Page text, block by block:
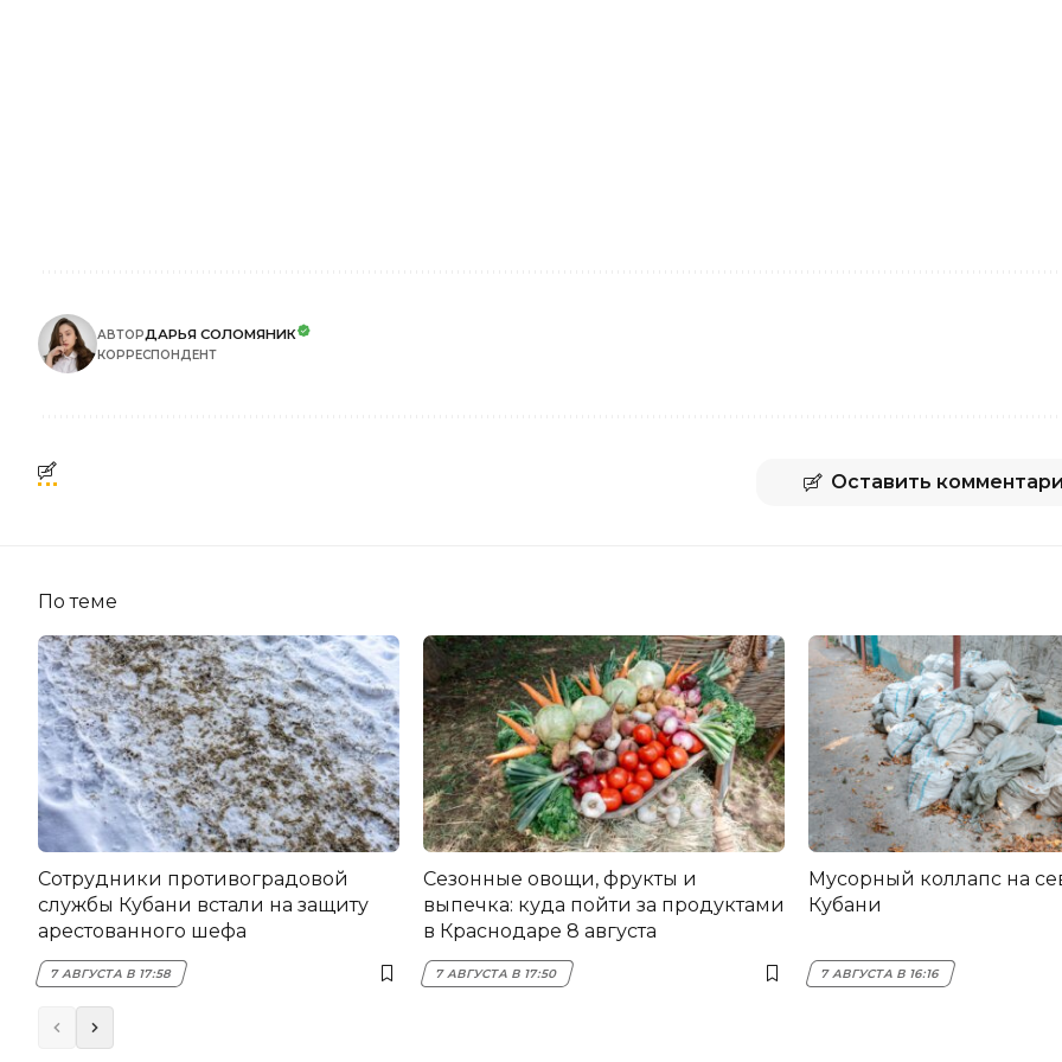
АВТОРДАРЬЯ СОЛОМЯНИК
КОРРЕСПОНДЕНТ
Оставить
По теме
Сотрудники противоградовой
службы Кубани встали на защиту
арестованного шефа
7 АВГУСТА В 17:58
Сезонные овощи, фрукты и
выпечка: куда пойти за продуктами
в Краснодаре 8 августа
7 АВГУСТА В 17:50
Мусорный коллапс на
Кубани
7 АВГУСТА В 16:16